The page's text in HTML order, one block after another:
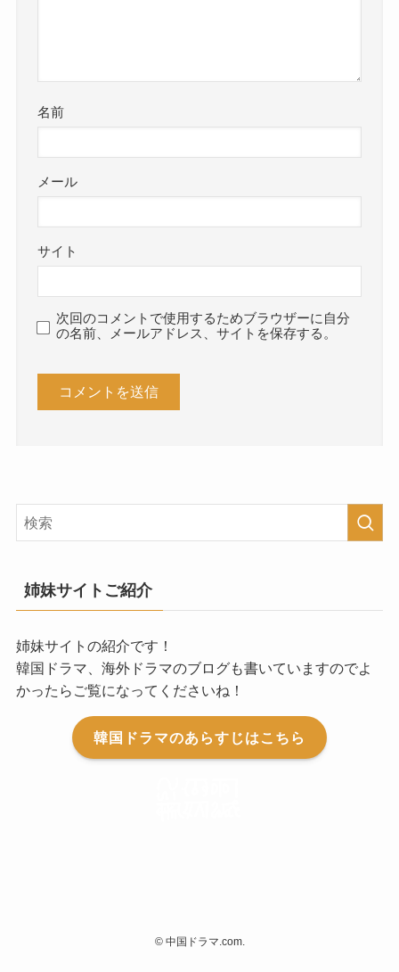
名前
メール
サイト
次回のコメントで使用するためブラウザーに自分
の名前、メールアドレス、サイトを保存する。
姉妹サイトご紹介
姉妹サイトの紹介です！
韓国ドラマ、海外ドラマのブログも書いていますのでよ
かったらご覧になってくださいね！
韓国ドラマのあらすじはこちら
©中国ドラマ.com.